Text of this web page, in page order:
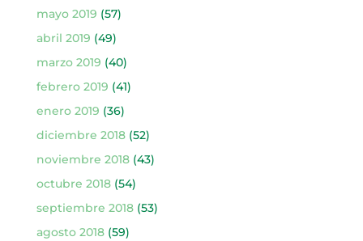
mayo 2019 (57)
abril 2019 (49)
marzo 2019 (40)
febrero 2019 (41)
enero 2019 (36)
diciembre 2018(52)
noviembre 2018(43)
octubre 2018(54)
septiembre 2018(53)
agosto 2018(59)